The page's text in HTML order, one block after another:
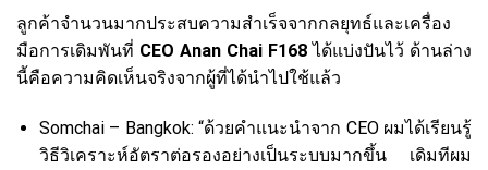
ลูกค้าจำนวนมากประสบความสำเร็จจากกลยุทธ์และเครื่อง
มือการเดิมพันที่ CEO Anan Chai F168 ได้แบ่งปันไว้ ด้านล่าง
นี้คือความคิดเห็นจริงจากผู้ที่ได้นำไปใช้แล้ว
Somchai – Bangkok: “ด้วยคำแนะนำจาก CEO ผมได้เรียนรู้
วิธีวิเคราะห์อัตราต่อรองอย่างเป็นระบบมากขึ้น เดิมทีผม